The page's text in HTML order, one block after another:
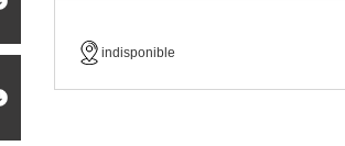
indisponible